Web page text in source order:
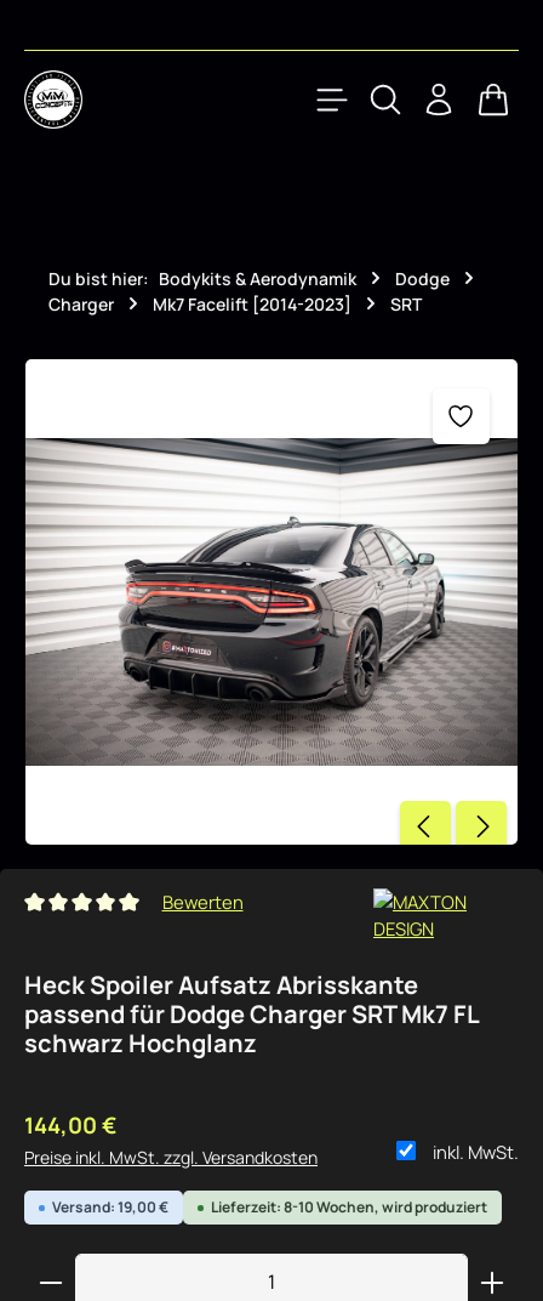
Du bist hier: Bodykits & Aerodynamik
Dodge
Charger
Mk7 Facelift [2014-2023] SRT
Bildergalerie überspringen
Durchschnittliche Bewertung von 0 von 5 Sternen
Bewerten
Heck Spoiler Aufsatz Abrisskante
passend für Dodge Charger SRT Mk7 FL
schwarz Hochglanz
Regulärer Preis:
144,00 €
inkl. MwSt.
Preise inkl. MwSt. zzgl. Versandkosten
Versand: 19,00 € Lieferzeit: 8-10 Wochen, wird produziert
Produkt Anzahl: Gib den gewünschten Wert ein